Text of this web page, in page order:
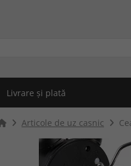
Livrare și plată
Articole de uz casnic